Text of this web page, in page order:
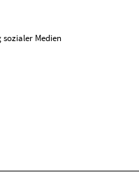
sozialer Medien